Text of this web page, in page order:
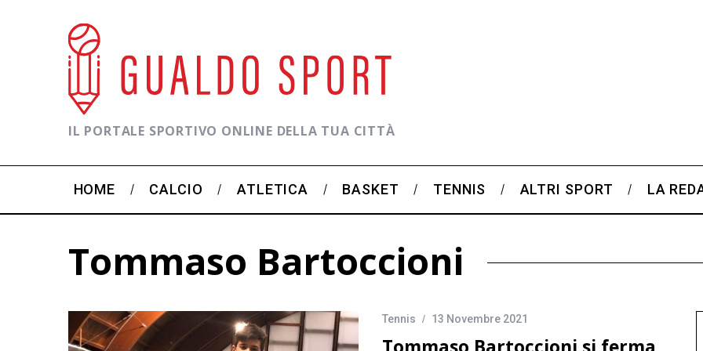
IL PORTALE SPORTIVO ONLINE DELLA TUA CITTÀ
HOME CALCIO ATLETICA BASKET TENNIS ALTRI SPORT LA
Tommaso Bartoccioni
Tennis 13 Novembre 2021